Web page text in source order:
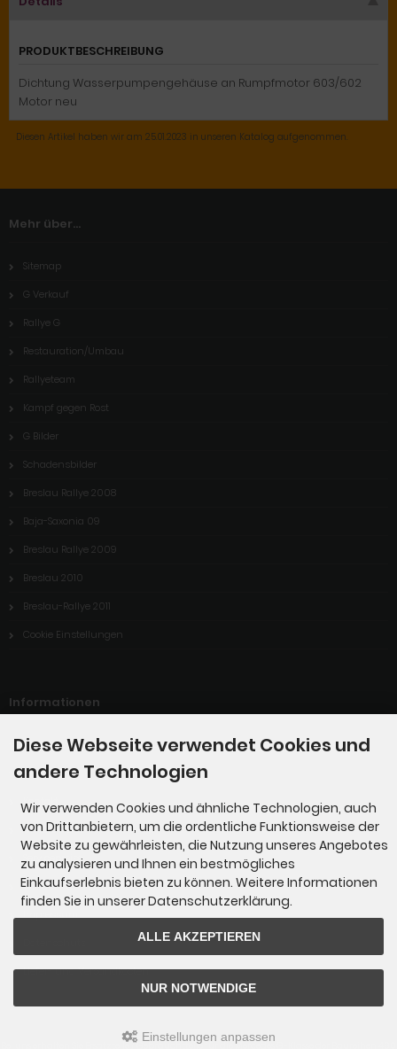
PRODUKTBESCHREIBUNG
Dichtung Wasserpumpengehäuse an Rumpfmotor 603/602
Motor neu
Diesen Artikel haben wir am 25.01.2023 in unseren Katalog aufgenommen.
Mehr über...
Sitemap
G Verkauf
Rallye G
Restauration/Umbau
Rallyeteam
Kampf gegen Rost
G Bilder
Schadensbilder
Breslau Rallye 2008
Baja-Saxonia 09
Breslau Rallye 2009
Breslau 2010
Breslau-Rallye 2011
Cookie Einstellungen
Informationen
Willkommen bei der G-Manufaktur
Links
Kontakt
Unsere AGBs
Servicepreise
Wir über uns !!!
Liefer- und Versandkosten
Bei uns erhalten Sie Ersatzteile / Gebrauchtteile für die Mercedes G-Klasse der Baureihen 460,
Diese Webseite verwendet Cookies und
andere Technologien
Wir verwenden Cookies und ähnliche Technologien, auch
von Drittanbietern, um die ordentliche Funktionsweise der
Website zu gewährleisten, die Nutzung unseres Angebotes
zu analysieren und Ihnen ein bestmögliches
Einkaufserlebnis bieten zu können. Weitere Informationen
finden Sie in unserer Datenschutzerklärung.
ALLE AKZEPTIEREN
NUR NOTWENDIGE
Einstellungen anpassen